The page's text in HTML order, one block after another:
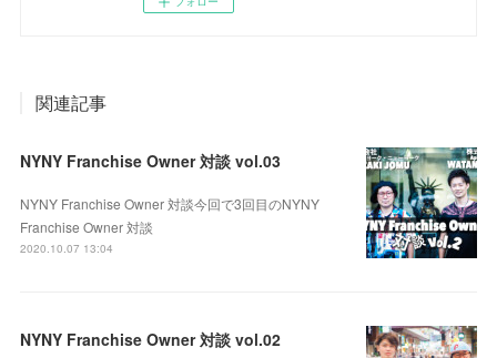
関連記事
NYNY Franchise Owner 対談 vol.03
NYNY Franchise Owner 対談今回で3回目のNYNY
Franchise Owner 対談
2020.10.07 13:04
NYNY Franchise Owner 対談 vol.02